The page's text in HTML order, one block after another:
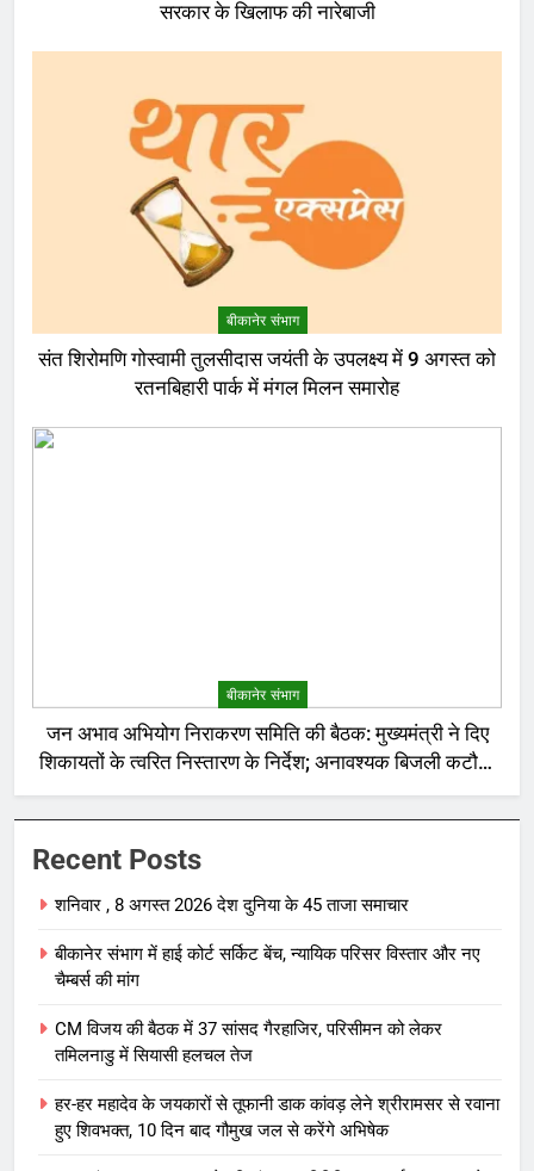
सरकार के खिलाफ की नारेबाजी
बीकानेर संभाग
संत शिरोमणि गोस्वामी तुलसीदास जयंती के उपलक्ष्य में 9 अगस्त को
रतनबिहारी पार्क में मंगल मिलन समारोह
बीकानेर संभाग
जन अभाव अभियोग निराकरण समिति की बैठक: मुख्यमंत्री ने दिए
शिकायतों के त्वरित निस्तारण के निर्देश; अनावश्यक बिजली कटौती
पर सख्त रुख
Recent Posts
शनिवार , 8 अगस्त 2026 देश दुनिया के 45 ताजा समाचार
बीकानेर संभाग में हाई कोर्ट सर्किट बेंच, न्यायिक परिसर विस्तार और नए
चैम्बर्स की मांग
CM विजय की बैठक में 37 सांसद गैरहाजिर, परिसीमन को लेकर
तमिलनाडु में सियासी हलचल तेज
हर-हर महादेव के जयकारों से तूफानी डाक कांवड़ लेने श्रीरामसर से रवाना
हुए शिवभक्त, 10 दिन बाद गौमुख जल से करेंगे अभिषेक